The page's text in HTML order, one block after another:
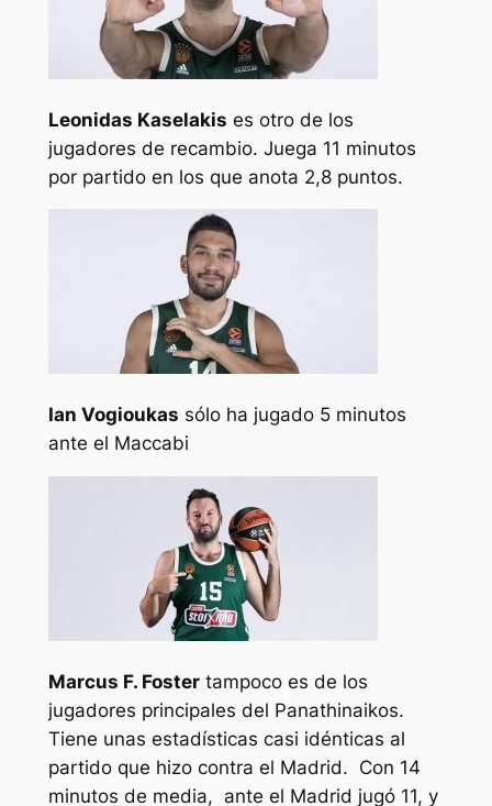
Leonidas Kaselakis es otro de los
jugadores de recambio. Juega 11 minutos
por partido en los que anota 2,8 puntos.
Ian Vogioukas sólo ha jugado 5 minutos
ante el Maccabi
Marcus F. Fostertampoco es de los
jugadores principales del Panathinaikos.
Tiene unas estadísticas casi idénticas al
partido que hizo contra el Madrid. Con 14
minutos de media, ante el Madrid jugó 11, y